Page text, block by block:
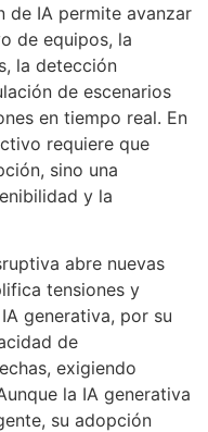
de IA permite avanzar
de equipos, la
la detección
de escenarios
en tiempo real. En
requiere que
sino una
y la
abre nuevas
tensiones y
generativa, por su
de
exigiendo
la IA generativa
su adopción